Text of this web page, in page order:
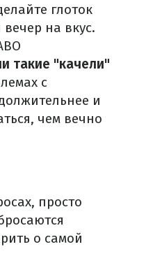
глоток
на вкус.
такие "качели"
с
и
чем вечно
просто
о самой